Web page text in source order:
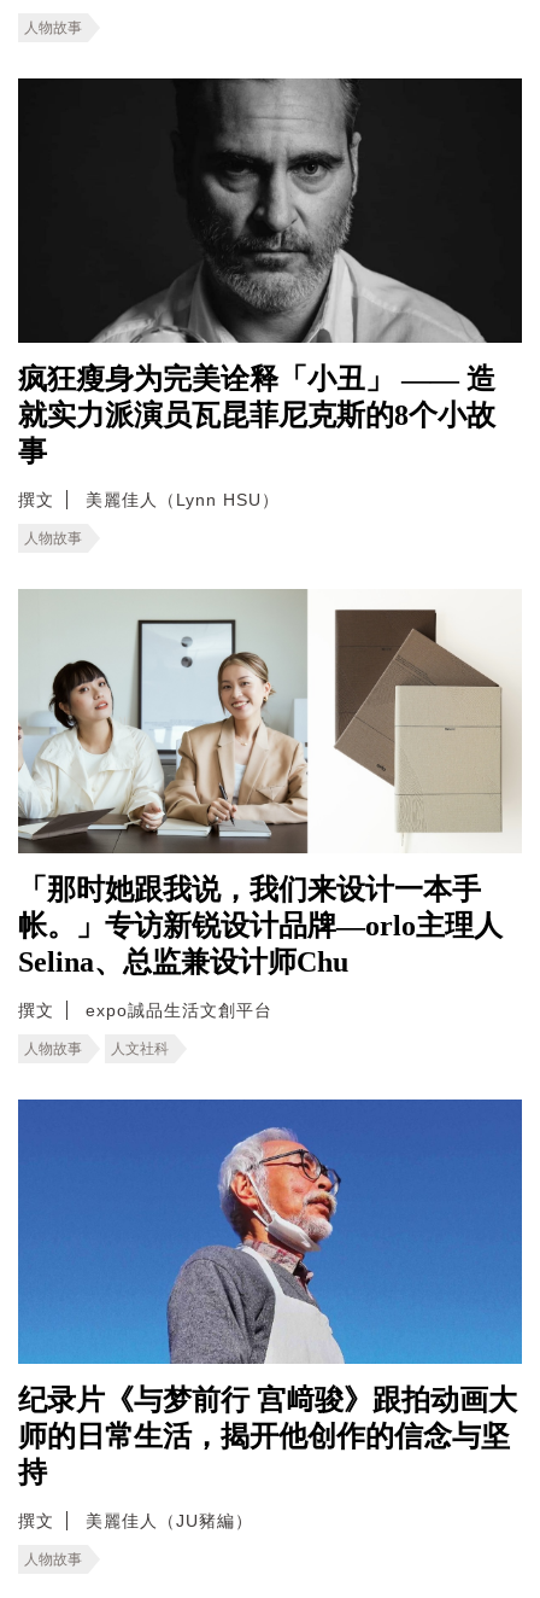
人物故事
疯狂瘦身为完美诠释「小丑」 —— 造
就实力派演员瓦昆菲尼克斯的8个小故
事
撰文 美麗佳人（Lynn HSU）
人物故事
「那时她跟我说，我们来设计一本手
帐。」专访新锐设计品牌—orlo主理人
Selina、总监兼设计师Chu
撰文 expo誠品生活文創平台
人物故事 人文社科
纪录片《与梦前行 宫﨑骏》跟拍动画大
师的日常生活，揭开他创作的信念与坚
持
撰文 美麗佳人（JU豬編）
人物故事